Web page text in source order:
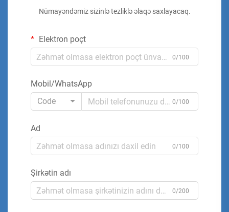
Nümayəndəmiz sizinlə tezliklə əlaqə saxlayacaq.
Elektron poçt
0/100
Mobil/WhatsApp
Code
0/100
Ad
0/100
Şirkətin adı
0/200